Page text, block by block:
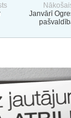
Janvārī